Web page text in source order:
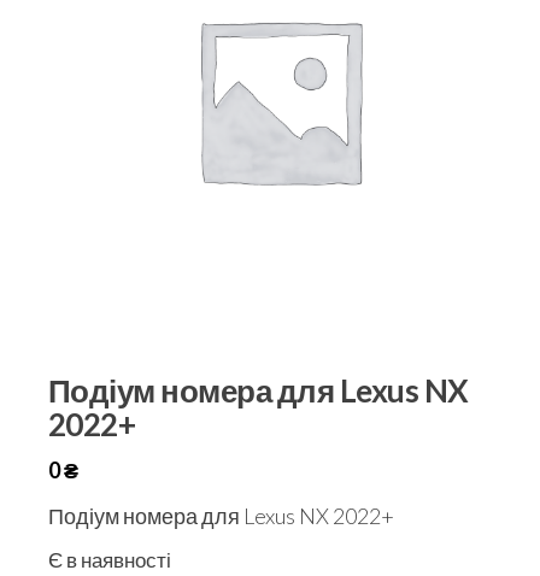
Подіум номера для Lexus NX
2022+
0₴
Подіум номера для Lexus NX 2022+
Є в наявності